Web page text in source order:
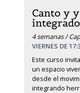
Canto y
4 semanas /
VIERNES DE
Este curso
un espacio
desde el
integrando